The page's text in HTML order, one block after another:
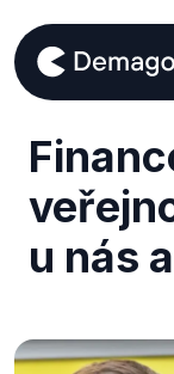
u nás